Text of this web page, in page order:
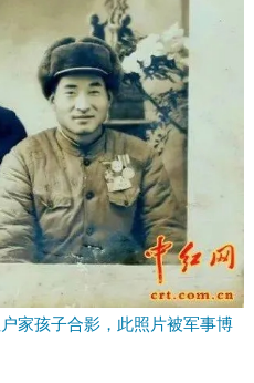
家孩子合影，此照片被军事博